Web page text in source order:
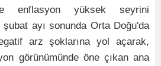
enflasyon yüksek seyrini
şubat ayı sonunda Orta Doğu'da
arz şoklarına yol açarak,
görünümünde öne çıkan ana